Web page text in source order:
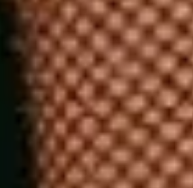
per il 2025, tra
der Meijden